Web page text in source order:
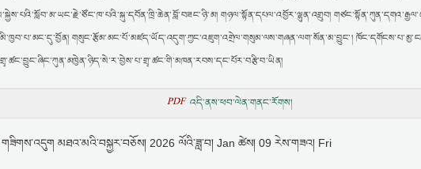
གཉལ་སྟོན་དཔལ་འབྱོར་ལྷུན་འགྲུབ།
གསུང་རྩོམ་མང་པོ་མཛད་ཡོད་འདུག་ཀྱང་འཇུག་འགྲེལ་གསུམ་ལས་གཞན་ལག་སོན་མ་བྱུང་།
PDF འདི་ནས་ཕབ་ལེན་གནང་རོགས།
གཟིགས་འདུག མཐའ་མའི་བསྐྱར་བཅོས། 2026 ལོའི་ཟླ་བ། Jan ཚེས། 09 རེས་གཟའ། Fri